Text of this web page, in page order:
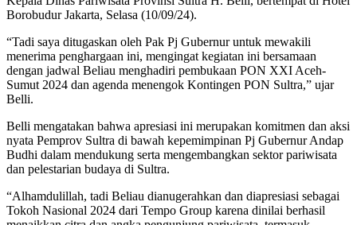
Borobudur Jakarta, Selasa (10/09/24).
“Tadi saya ditugaskan oleh Pak Pj Gubernur untuk mewakili
menerima penghargaan ini, mengingat kegiatan ini bersamaan
dengan jadwal Beliau menghadiri pembukaan PON XXI Aceh-
Sumut 2024 dan agenda menengok Kontingen PON Sultra,” ujar
Belli.
Belli mengatakan bahwa apresiasi ini merupakan komitmen dan aksi
nyata Pemprov Sultra di bawah kepemimpinan Pj Gubernur Andap
Budhi dalam mendukung serta mengembangkan sektor pariwisata
dan pelestarian budaya di Sultra.
“Alhamdulillah, tadi Beliau dianugerahkan dan diapresiasi sebagai
Tokoh Nasional 2024 dari Tempo Group karena dinilai berhasil